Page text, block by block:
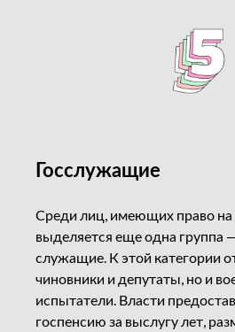
Госслужащие
Среди лиц, имеющих право на
выделяется еще одна группа
служащие. К этой категории
чиновники и депутаты, но и
испытатели. Власти
госпенсию за выслугу лет,